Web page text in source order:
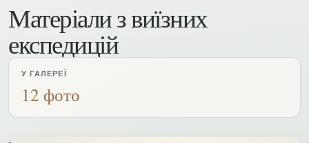
Матеріали з виїзних
експедицій
У ГАЛЕРЕЇ
12 фото